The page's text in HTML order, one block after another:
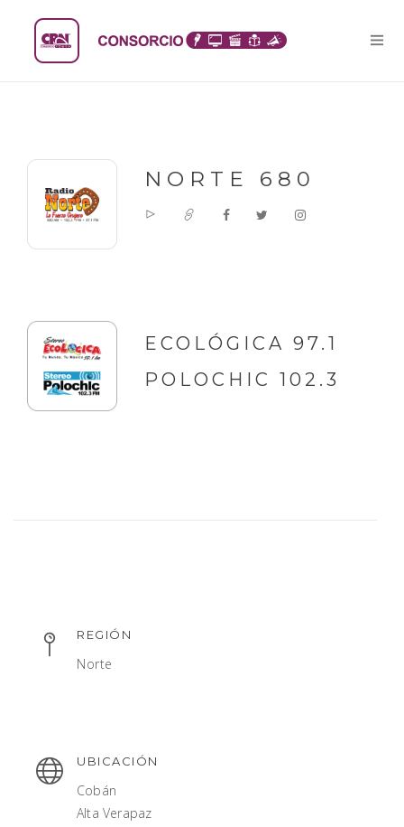
NORTE 680
ECOLÓGICA 97.1
POLOCHIC 102.3
REGIÓN
Norte
UBICACIÓN
Cobán
Alta Verapaz